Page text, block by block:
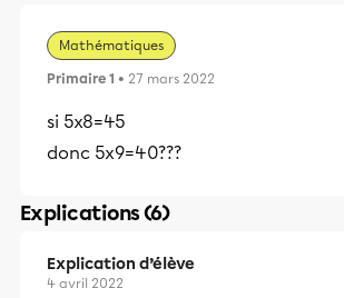
Mathématiques
Primaire 1 • 27 mars 2022
si 5x8=45
donc 5x9=40???
Explications (6)
Explication d’élève
4 avril 2022